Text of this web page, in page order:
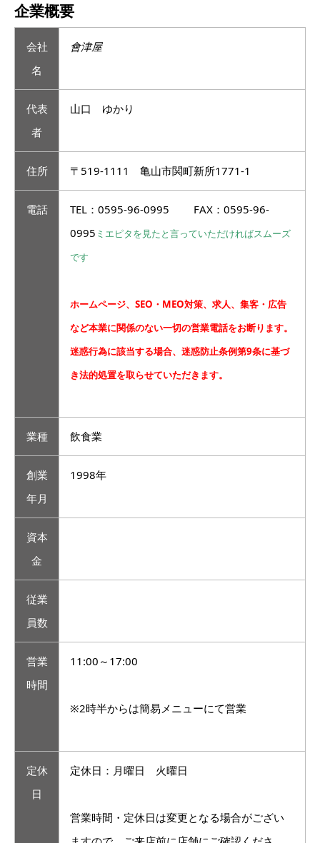
企業概要
会社
名
會津屋
代表
者
山口 ゆかり
住所 〒519-1111 亀山市関町新所1771-1
電話
TEL：0595-96-0995 FAX：0595-96-
0995 ミエピタを見たと言っていただければスムーズ
です
ホームページ、SEO・MEO対策、求人、集客・広告
など本業に関係のない一切の営業電話をお断ります。
迷惑行為に該当する場合、迷惑防止条例第9条に基づ
き法的処置を取らせていただきます。
業種 飲食業
創業
年月
1998年
資本
金
従業
員数
営業
時間
11:00～17:00
※2時半からは簡易メニューにて営業
定休
日
定休日：月曜日 火曜日
営業時間・定休日は変更となる場合がござい